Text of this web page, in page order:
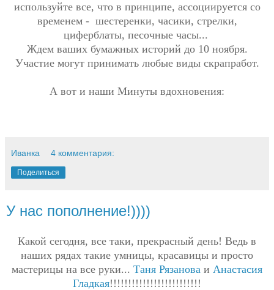
используйте все, что в принципе, ассоциируется со
временем - шестеренки, часики, стрелки,
циферблаты, песочные часы...
Ждем ваших бумажных историй до 10 ноября.
Участие могут принимать любые виды скрапработ.
А вот и наши Минуты вдохновения:
Иванка 4 комментария:
Поделиться
У нас пополнение!))))
Какой сегодня, все таки, прекрасный день! Ведь в
наших рядах такие умницы, красавицы и просто
мастерицы на все руки... Таня Рязанова и Анастасия
Гладкая!!!!!!!!!!!!!!!!!!!!!!!!!